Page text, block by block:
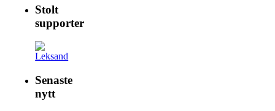
Stolt
supporter
Senaste
nytt